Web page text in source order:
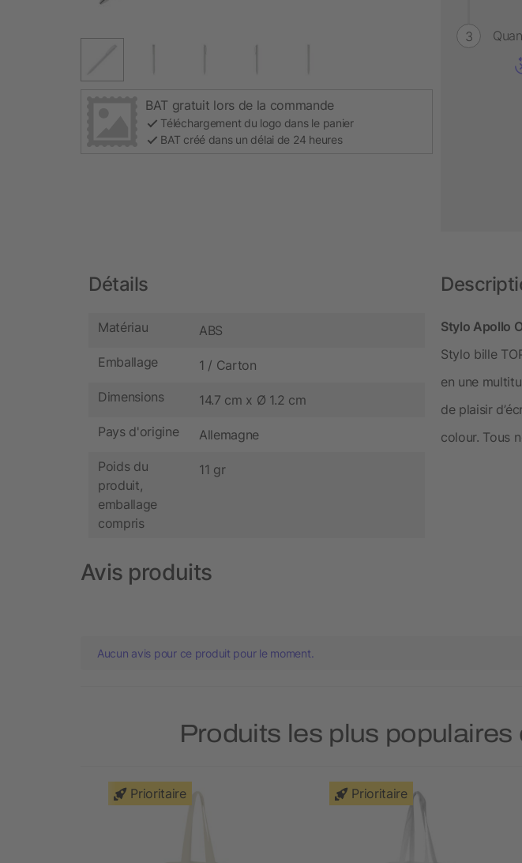
BAT gratuit lors de la commande
Téléchargement du logo dans le panier
BAT créé dans un délai de 24 heures
Détails
Matériau ABS
Emballage 1 / Carton
Dimensions 14.7 cm x Ø 1.2 cm
Pays d'origine Allemagne
Poids du
produit,
emballage
compris
11 gr
Stylo Apollo
Stylo bille
en une
de plaisir
colour. Tous
Avis produits
Aucun avis pour ce produit pour le moment.
Produits les plus
Prioritaire Prioritaire